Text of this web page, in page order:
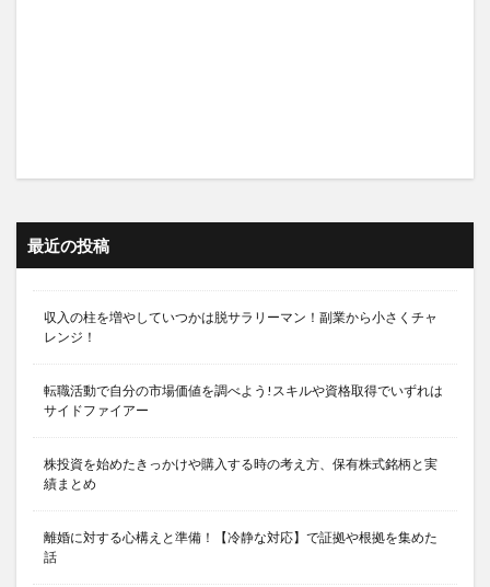
最近の投稿
収入の柱を増やしていつかは脱サラリーマン！副業から小さくチャ
レンジ！
転職活動で自分の市場価値を調べよう!スキルや資格取得でいずれは
サイドファイアー
株投資を始めたきっかけや購入する時の考え方、保有株式銘柄と実
績まとめ
離婚に対する心構えと準備！【冷静な対応】で証拠や根拠を集めた
話